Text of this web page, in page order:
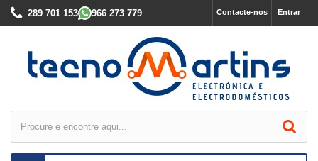
Entrar
Contacte-nos
289 701 153 966 273 779